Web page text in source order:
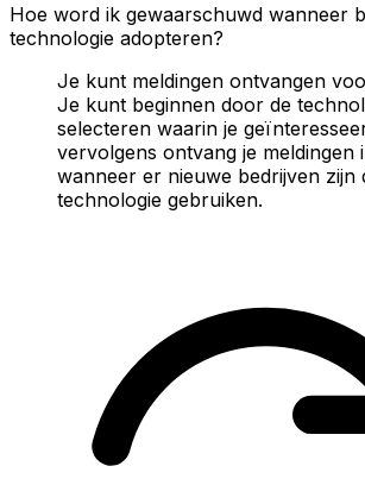
Hoe word ik gewaarschuwd wanneer
technologie adopteren?
Je kunt meldingen ontvangen
Je kunt beginnen door de
selecteren waarin je
vervolgens ontvang je meldingen
wanneer er nieuwe bedrijven zijn
technologie gebruiken.